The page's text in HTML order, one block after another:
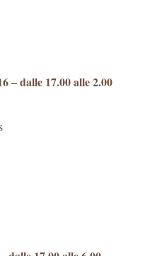
– dalle 17.00 alle 2.00